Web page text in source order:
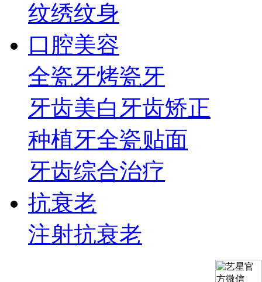
纹绣纹身
口腔美容
全瓷牙烤瓷牙
牙齿美白 牙齿矫正
种植牙全瓷贴面
牙齿综合治疗
抗衰老
注射抗衰老